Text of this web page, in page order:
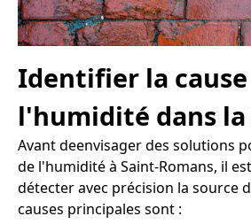
Identifier la cause
l'humidité dans la
Avant deenvisager des solutions
de l'humidité à Saint-Romans, il
détecter avec précision la source
causes principales sont :